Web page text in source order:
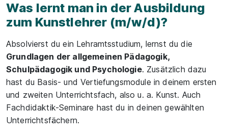
Was lernt man in der Ausbildung
zum Kunstlehrer (m/w/d)?
Absolvierst du ein Lehramtsstudium, lernst du die
Grundlagen der allgemeinen Pädagogik,
Schulpädagogik und Psychologie. Zusätzlich dazu
hast du Basis- und Vertiefungsmodule in deinem ersten
und zweiten Unterrichtsfach, also u. a. Kunst. Auch
Fachdidaktik-Seminare hast du in deinen gewählten
Unterrichtsfächern.